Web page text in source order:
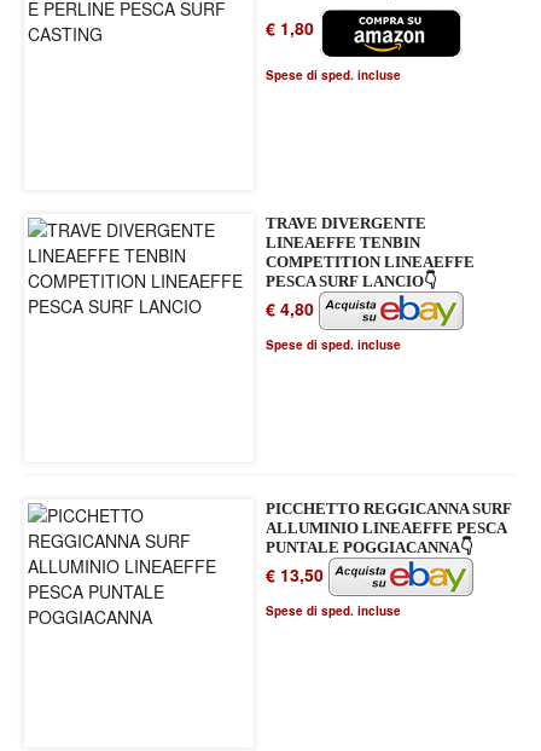
€ 1,80
Spese di sped. incluse
TRAVE DIVERGENTE
LINEAEFFE TENBIN
COMPETITION LINEAEFFE
PESCA SURF LANCIO👇
€ 4,80
Spese di sped. incluse
PICCHETTO REGGICANNA SURF
ALLUMINIO LINEAEFFE PESCA
PUNTALE POGGIACANNA👇
€ 13,50
Spese di sped. incluse